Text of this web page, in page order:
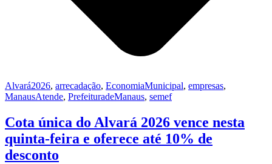
Alvará2026, arrecadação, EconomiaMunicipal, empresas,
ManausAtende, PrefeituradeManaus, semef
Cota única do Alvará 2026 vence nesta
quinta-feira e oferece até 10% de
desconto